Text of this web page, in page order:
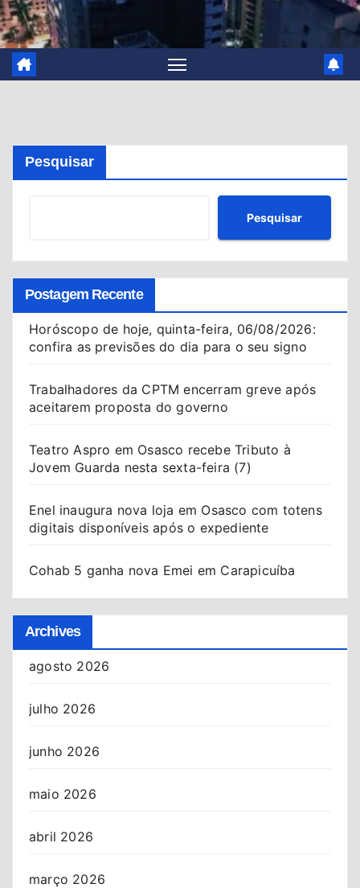
Pesquisar
Pesquisar
Postagem Recente
Horóscopo de hoje, quinta-feira, 06/08/2026:
confira as previsões do dia para o seu signo
Trabalhadores da CPTM encerram greve após
aceitarem proposta do governo
Teatro Aspro em Osasco recebe Tributo à
Jovem Guarda nesta sexta-feira (7)
Enel inaugura nova loja em Osasco com totens
digitais disponíveis após o expediente
Cohab 5 ganha nova Emei em Carapicuíba
Archives
agosto 2026
julho 2026
junho 2026
maio 2026
abril 2026
março 2026